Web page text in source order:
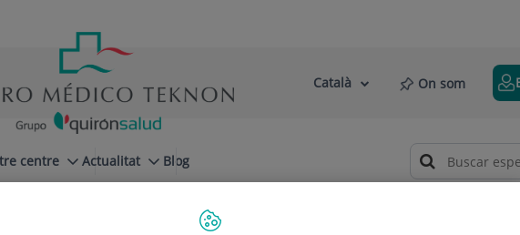
Selector
Llenguatge
Català On som
centre Actualitat Blog